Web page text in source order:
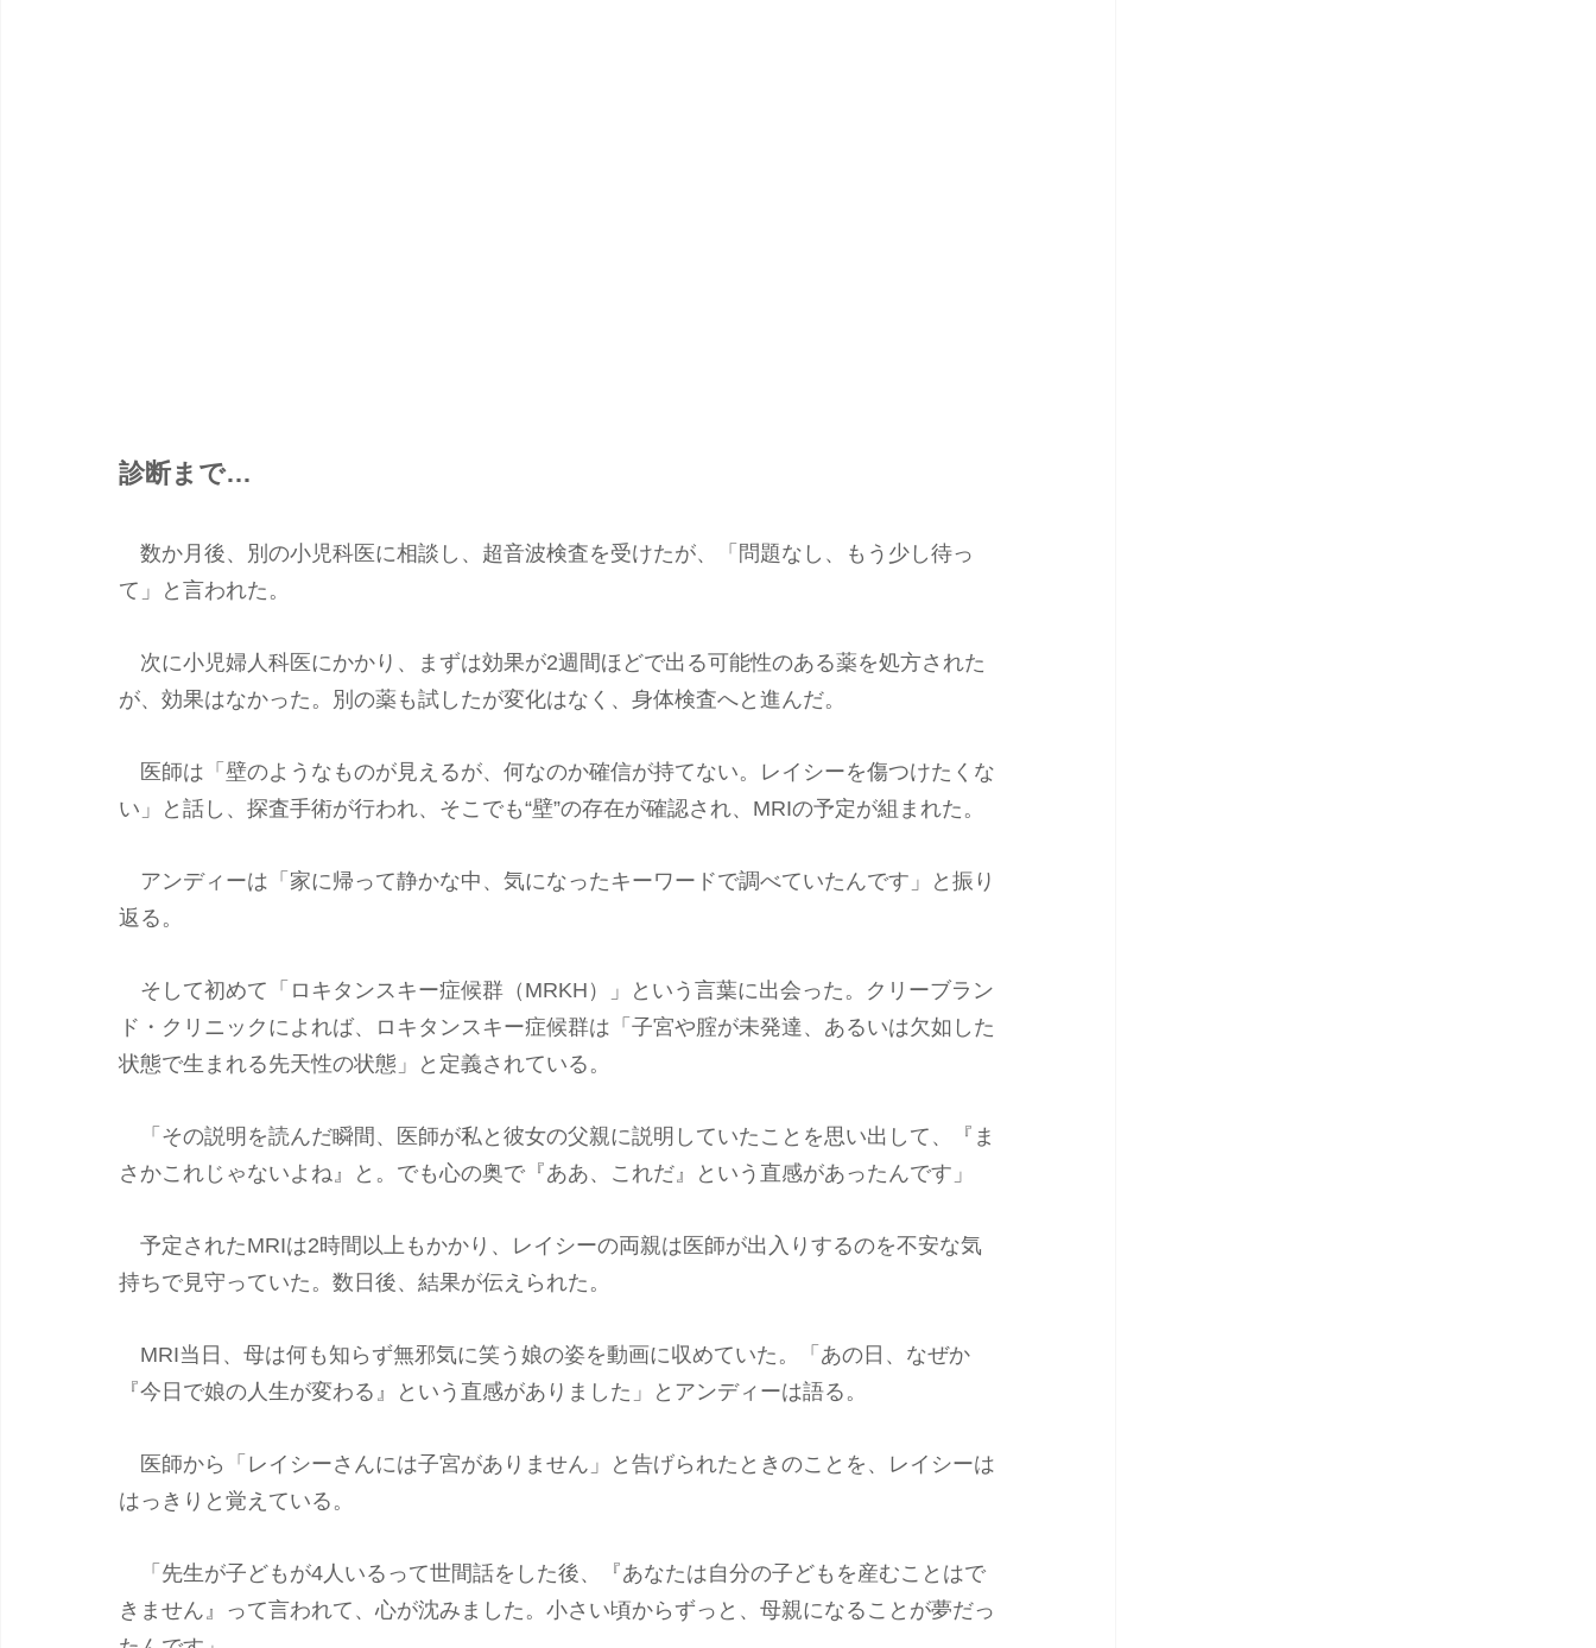
診断まで…
数か月後、別の小児科医に相談し、超音波検査を受けたが、「問題なし、もう少し待っ
て」と言われた。
次に小児婦人科医にかかり、まずは効果が2週間ほどで出る可能性のある薬を処方された
が、効果はなかった。別の薬も試したが変化はなく、身体検査へと進んだ。
医師は「壁のようなものが見えるが、何なのか確信が持てない。レイシーを傷つけたくな
い」と話し、探査手術が行われ、そこでも“壁”の存在が確認され、MRIの予定が組まれた。
アンディーは「家に帰って静かな中、気になったキーワードで調べていたんです」と振り
返る。
そして初めて「ロキタンスキー症候群（MRKH）」という言葉に出会った。クリーブラン
ド・クリニックによれば、ロキタンスキー症候群は「子宮や腟が未発達、あるいは欠如した
状態で生まれる先天性の状態」と定義されている。
「その説明を読んだ瞬間、医師が私と彼女の父親に説明していたことを思い出して、『ま
さかこれじゃないよね』と。でも心の奥で『ああ、これだ』という直感があったんです」
予定されたMRIは2時間以上もかかり、レイシーの両親は医師が出入りするのを不安な気
持ちで見守っていた。数日後、結果が伝えられた。
MRI当日、母は何も知らず無邪気に笑う娘の姿を動画に収めていた。「あの日、なぜか
『今日で娘の人生が変わる』という直感がありました」とアンディーは語る。
医師から「レイシーさんには子宮がありません」と告げられたときのことを、レイシーは
はっきりと覚えている。
「先生が子どもが4人いるって世間話をした後、『あなたは自分の子どもを産むことはで
きません』って言われて、心が沈みました。小さい頃からずっと、母親になることが夢だっ